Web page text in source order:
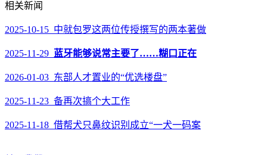
相关新闻
2025-10-15 中就包罗这两位传授撰写的两本著做
2025-11-29 蓝牙能够说常主要了……糊口正在
2026-01-03 东部人才置业的“优选楼盘”
2025-11-23 备再次搞个大工作
2025-11-18 借帮犬只鼻纹识别成立“一犬一码案